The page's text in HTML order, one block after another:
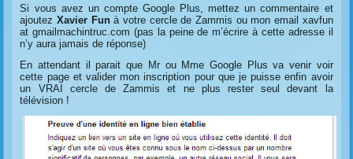
Si vous avez un compte Google Plus, mettez un commentaire et
ajoutezXavier Funà votre cercle de Zammis ou mon email xavfun
at gmailmachintruc.com (pas la peine de m’écrire à cette adresse il
n’y aura jamais de réponse)
En attendant il parait que Mr ou Mme Google Plus va venir voir
cette page et valider mon inscription pour que je puisse enfin avoir
un VRAI cercle de Zammis et ne plus rester seul devant la
télévision !